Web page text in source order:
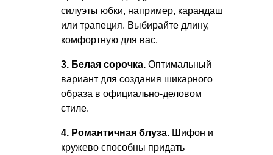
силуэты юбки, например, карандаш
или трапеция. Выбирайте длину,
комфортную для вас.
3. Белая сорочка. Оптимальный
вариант для создания шикарного
образа в официально-деловом
стиле.
4. Романтичная блуза. Шифон и
кружево способны придать